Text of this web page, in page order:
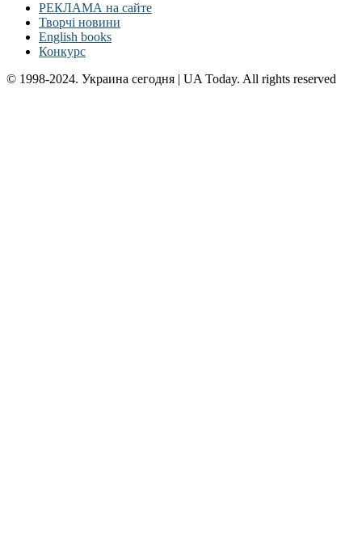
РЕКЛАМА на сайте
Творчі новини
English books
Конкурс
© 1998-2024. Украина сегодня | UA Today. All rights reserved